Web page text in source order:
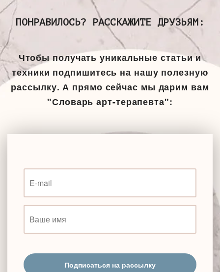
ПОНРАВИЛОСЬ? РАССКАЖИТЕ ДРУЗЬЯМ:
Чтобы получать уникальные статьи и
техники подпишитесь на нашу полезную
рассылку. А прямо сейчас мы дарим вам
"Словарь арт-терапевта":
Подписаться на рассылку